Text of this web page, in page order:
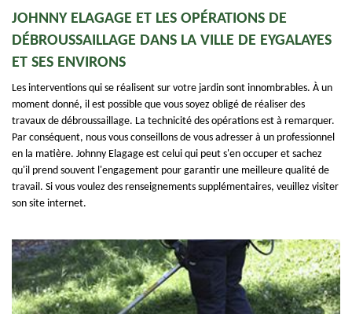
JOHNNY ELAGAGE ET LES OPÉRATIONS DE
DÉBROUSSAILLAGE DANS LA VILLE DE EYGALAYES
ET SES ENVIRONS
Les interventions qui se réalisent sur votre jardin sont innombrables. À un
moment donné, il est possible que vous soyez obligé de réaliser des
travaux de débroussaillage. La technicité des opérations est à remarquer.
Par conséquent, nous vous conseillons de vous adresser à un professionnel
en la matière. Johnny Elagage est celui qui peut s'en occuper et sachez
qu'il prend souvent l'engagement pour garantir une meilleure qualité de
travail. Si vous voulez des renseignements supplémentaires, veuillez visiter
son site internet.